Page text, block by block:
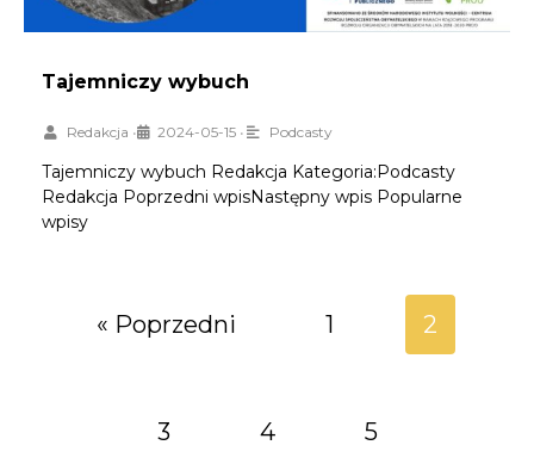
Tajemniczy wybuch
Redakcja • 2024-05-15 • Podcasty
Tajemniczy wybuch Redakcja Kategoria:Podcasty
Redakcja Poprzedni wpisNastępny wpis Popularne
wpisy
« Poprzedni 1 2
3 4 5